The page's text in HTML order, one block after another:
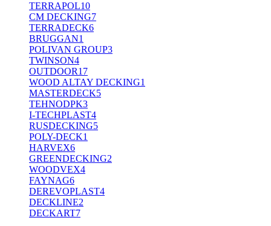
TERRAPOL10
CM DECKING7
TERRADECK6
BRUGGAN1
POLIVAN GROUP3
TWINSON4
OUTDOOR17
WOOD ALTAY DECKING1
MASTERDECK5
TEHNODPK3
I-TECHPLAST4
RUSDECKING5
POLY-DECK1
HARVEX6
GREENDECKING2
WOODVEX4
FAYNAG6
DEREVOPLAST4
DECKLINE2
DECKART7